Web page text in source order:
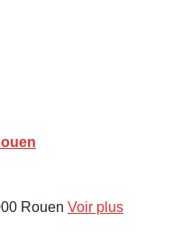
Rouen Voir plus